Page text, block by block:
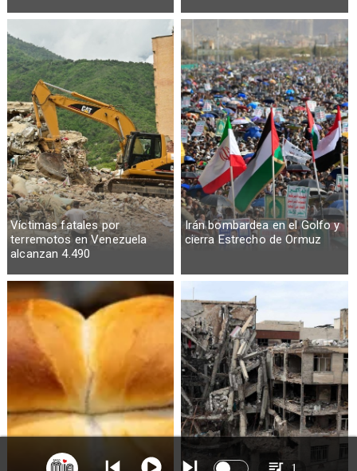
Víctimas fatales por
terremotos en Venezuela
alcanzan 4.490
Irán bombardea en el Golfo y
cierra Estrecho de Ormuz
1